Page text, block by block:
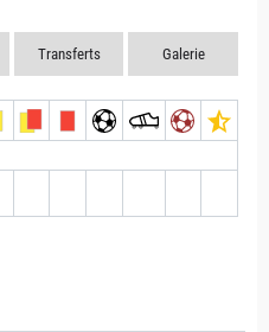
Transferts Galerie